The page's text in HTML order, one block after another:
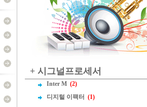
+ 시그널프로세서
Inter M (2)
디지털 이팩터 (1)